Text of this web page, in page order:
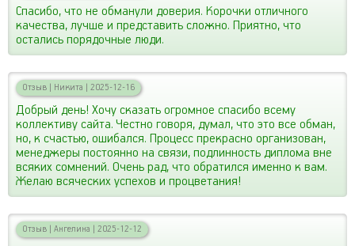
Спасибо, что не обманули доверия. Корочки отличного
качества, лучше и представить сложно. Приятно, что
остались порядочные люди.
Отзыв | Никита | 2025-12-16
Добрый день! Хочу сказать огромное спасибо всему
коллективу сайта. Честно говоря, думал, что это все обман,
но, к счастью, ошибался. Процесс прекрасно организован,
менеджеры постоянно на связи, подлинность диплома вне
всяких сомнений. Очень рад, что обратился именно к вам.
Желаю всяческих успехов и процветания!
Отзыв | Ангелина | 2025-12-12